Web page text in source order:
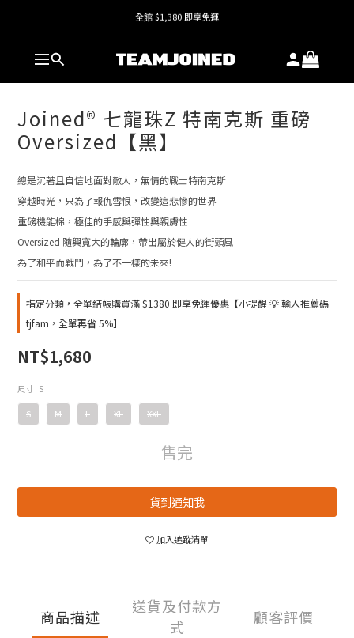
全館 $1,380 即享免運
Joined® 七龍珠Z 特南克斯 重磅
Oversized【黑】
總是沉著且自信地面對敵人，無情的戰士特南克斯
穿越時光，只為了報仇雪恨，改變這悲慘的世界
重磅機能棉，極佳的手感與彈性與親膚性
Oversized 隨興寬大的輪廓，帶出屬於健人的街頭風
為了和平而戰鬥，為了不一樣的未來!
指定分類，全單結帳購買滿 $1380 即享免運優惠【小提醒 💡 輸入推薦碼
tjfam，全單再省 5%】
NT$1,680
尺寸 : S
S M L XL XXL
售完
貨到通知我
加入追蹤清單
商品描述
送貨及付款方
式
顧客評價